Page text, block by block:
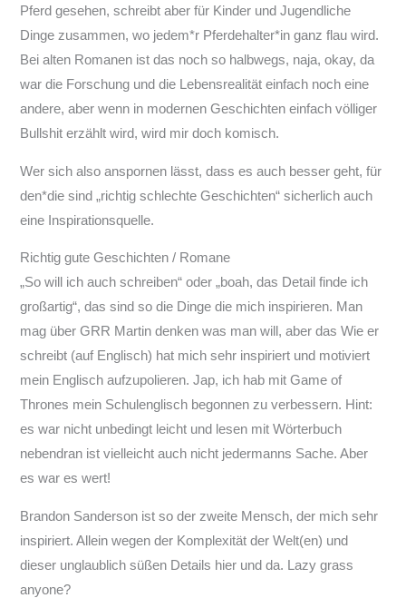
Pferd gesehen, schreibt aber für Kinder und Jugendliche
Dinge zusammen, wo jedem*r Pferdehalter*in ganz flau wird.
Bei alten Romanen ist das noch so halbwegs, naja, okay, da
war die Forschung und die Lebensrealität einfach noch eine
andere, aber wenn in modernen Geschichten einfach völliger
Bullshit erzählt wird, wird mir doch komisch.
Wer sich also anspornen lässt, dass es auch besser geht, für
den*die sind „richtig schlechte Geschichten“ sicherlich auch
eine Inspirationsquelle.
Richtig gute Geschichten / Romane
„So will ich auch schreiben“ oder „boah, das Detail finde ich
großartig“, das sind so die Dinge die mich inspirieren. Man
mag über GRR Martin denken was man will, aber das Wie er
schreibt (auf Englisch) hat mich sehr inspiriert und motiviert
mein Englisch aufzupolieren. Jap, ich hab mit Game of
Thrones mein Schulenglisch begonnen zu verbessern. Hint:
es war nicht unbedingt leicht und lesen mit Wörterbuch
nebendran ist vielleicht auch nicht jedermanns Sache. Aber
es war es wert!
Brandon Sanderson ist so der zweite Mensch, der mich sehr
inspiriert. Allein wegen der Komplexität der Welt(en) und
dieser unglaublich süßen Details hier und da. Lazy grass
anyone?